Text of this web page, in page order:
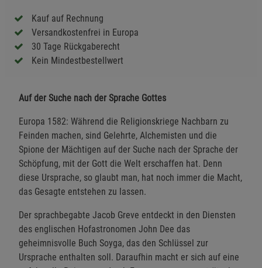
Kauf auf Rechnung
Versandkostenfrei in Europa
30 Tage Rückgaberecht
Kein Mindestbestellwert
Auf der Suche nach der Sprache Gottes
Europa 1582: Während die Religionskriege Nachbarn zu
Feinden machen, sind Gelehrte, Alchemisten und die
Spione der Mächtigen auf der Suche nach der Sprache der
Schöpfung, mit der Gott die Welt erschaffen hat. Denn
diese Ursprache, so glaubt man, hat noch immer die Macht,
das Gesagte entstehen zu lassen.
Der sprachbegabte Jacob Greve entdeckt in den Diensten
des englischen Hofastronomen John Dee das
geheimnisvolle Buch Soyga, das den Schlüssel zur
Ursprache enthalten soll. Daraufhin macht er sich auf eine